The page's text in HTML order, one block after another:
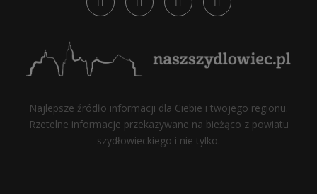
Najlepsze źródło informacji dla Ciebie i twojego regionu.
Rzetelne informacje przekazywane na bieżąco z powiatu
szydłowieckiego i nie tylko.